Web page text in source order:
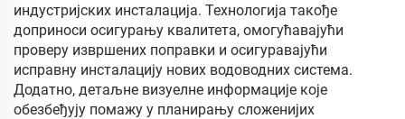
индустријских инсталација. Технологија такође
доприноси осигурању квалитета, омогућавајући
проверу извршених поправки и осигуравајући
исправну инсталацију нових водоводних система.
Додатно, детаљне визуелне информације које
обезбеђују помажу у планирању сложенијих